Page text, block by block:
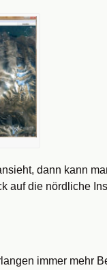
dann kann
auf die nördliche
immer mehr